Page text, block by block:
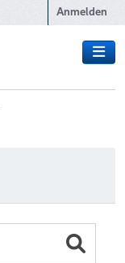
Anmelden